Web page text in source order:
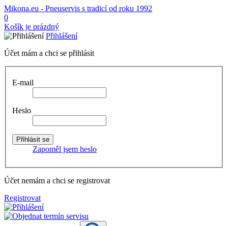
Mikona.eu - Pneuservis s tradicí od roku 1992
0
Košík je prázdný
Přihlášení
Účet mám a chci se přihlásit
E-mail
Heslo
Zapoměl jsem heslo
Účet nemám a chci se registrovat
Registrovat